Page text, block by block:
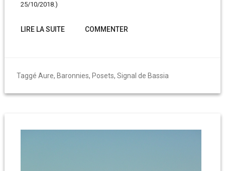
25/10/2018.)
LIRE LA SUITE COMMENTER
Taggé Aure, Baronnies, Posets, Signal de Bassia